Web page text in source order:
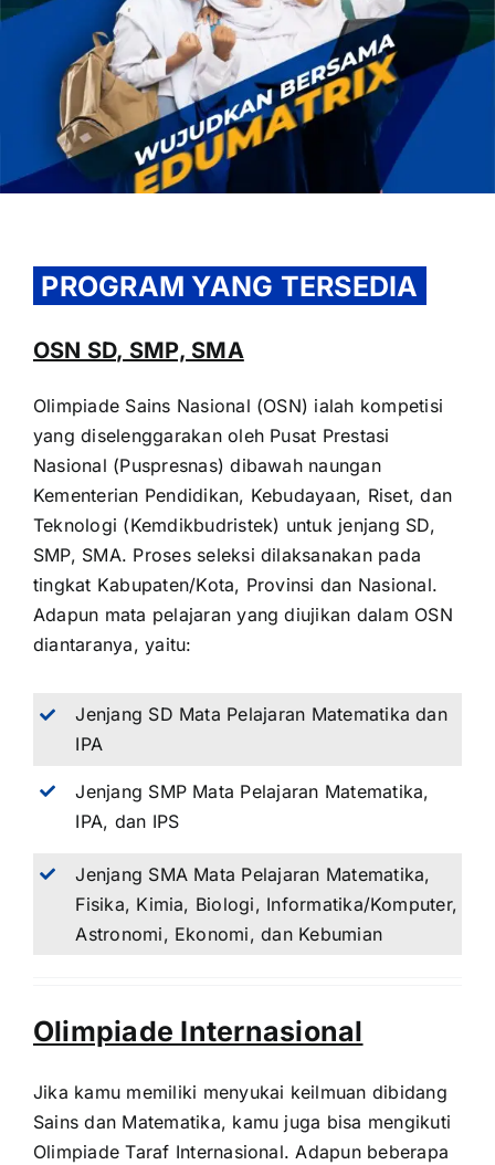
OUR PROGRAM
REGISTRATION
CONTACT US
PROGRAM YANG TERSEDIA
OSN SD, SMP, SMA
Olimpiade Sains Nasional (OSN) ialah kompetisi
yang diselenggarakan oleh Pusat Prestasi
Nasional (Puspresnas) dibawah naungan
Kementerian Pendidikan, Kebudayaan, Riset, dan
Teknologi (Kemdikbudristek) untuk jenjang SD,
SMP, SMA. Proses seleksi dilaksanakan pada
tingkat Kabupaten/Kota, Provinsi dan Nasional.
Adapun mata pelajaran yang diujikan dalam OSN
diantaranya, yaitu:
Jenjang SD Mata Pelajaran Matematika dan
IPA
Jenjang SMP Mata Pelajaran Matematika,
IPA, dan IPS
Jenjang SMA Mata Pelajaran Matematika,
Fisika, Kimia, Biologi, Informatika/Komputer,
Astronomi, Ekonomi, dan Kebumian
Olimpiade Internasional
Jika kamu memiliki menyukai keilmuan dibidang
Sains dan Matematika, kamu juga bisa mengikuti
Olimpiade Taraf Internasional. Adapun beberapa